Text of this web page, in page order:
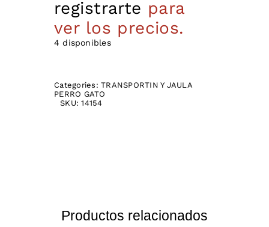
registrarte para
ver los precios.
4 disponibles
Categories:TRANSPORTIN Y JAULA
PERRO GATO
SKU:14154
Productos relacionados